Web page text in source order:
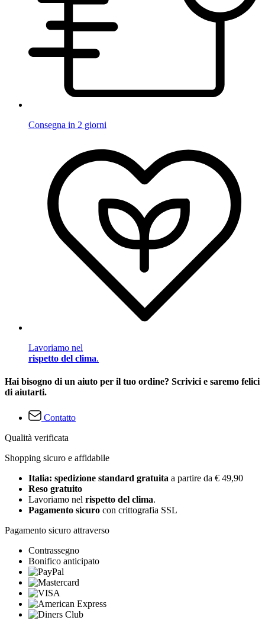
Consegna in 2 giorni
Lavoriamo nel
rispetto del clima.
Hai bisogno di un aiuto per il tuo ordine? Scrivici e saremo felici
di aiutarti.
Contatto
Qualità verificata
Shopping sicuro e affidabile
Italia: spedizione standard gratuita a partire da € 49,90
Reso gratuito
Lavoriamo nel rispetto del clima.
Pagamento sicuro con crittografia SSL
Pagamento sicuro attraverso
Contrassegno
Bonifico anticipato